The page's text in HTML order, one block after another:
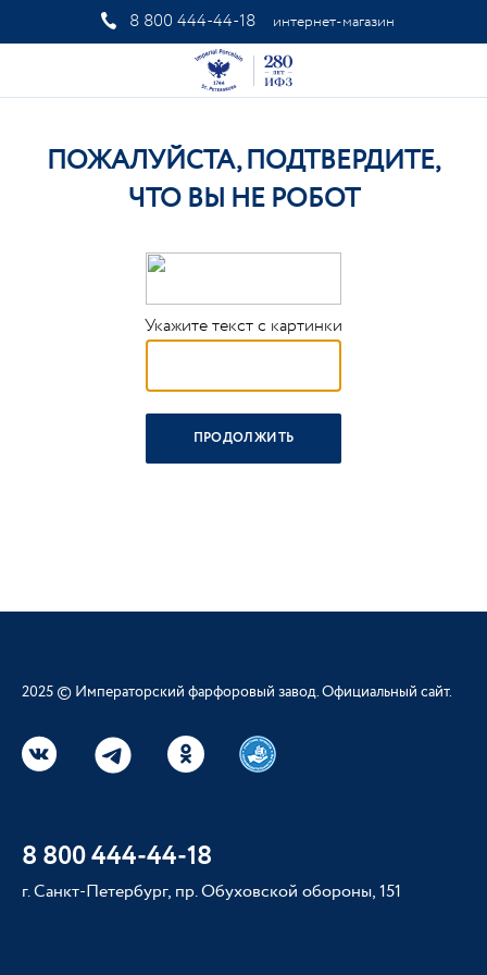
8 800 444-44-18 интернет-магазин
ПОЖАЛУЙСТА, ПОДТВЕРДИТЕ,
ЧТО ВЫ НЕ РОБОТ
Укажите текст с картинки
ПРОДОЛЖИТЬ
2025 © Императорский фарфоровый завод. Официальный сайт.
8 800 444-44-18
г. Санкт-Петербург, пр. Обуховской обороны, 151